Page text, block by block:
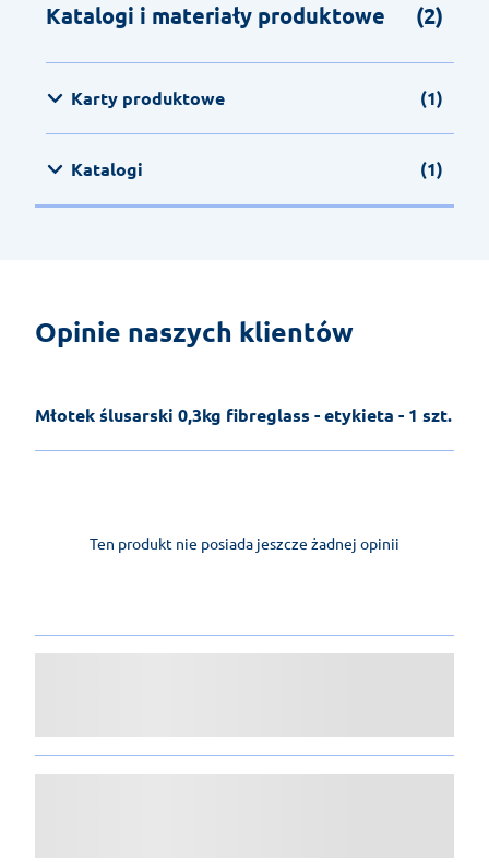
Katalogi i materiały produktowe (2)
Karty produktowe (1)
Katalogi (1)
Opinie naszych klientów
Młotek ślusarski 0,3kg fibreglass - etykieta - 1 szt.
Ten produkt nie posiada jeszcze żadnej opinii